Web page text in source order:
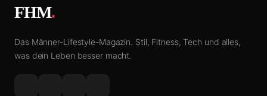
FHM.
Das Männer-Lifestyle-Magazin. Stil, Fitness, Tech und alles,
was dein Leben besser macht.